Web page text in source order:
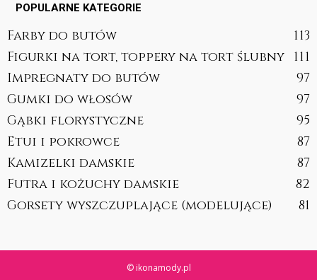
POPULARNE KATEGORIE
Farby do butów
113
Figurki na tort, toppery na tort ślubny 111
Impregnaty do butów
97
Gumki do włosów
97
Gąbki florystyczne
95
Etui i pokrowce
87
Kamizelki damskie
87
Futra i kożuchy damskie
82
Gorsety wyszczuplające (modelujące)
81
© ikonamody.pl